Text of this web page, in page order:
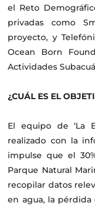
el Reto
privadas como
proyecto, y
Ocean Born
Actividades
¿CUÁL ES EL
El equipo de ‘La
realizado con la
impulse que el
Parque Natural
recopilar datos
en agua, la